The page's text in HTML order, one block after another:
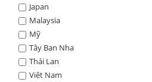
Japan
Malaysia
Mỹ
Tây Ban Nha
Thái Lan
Việt Nam